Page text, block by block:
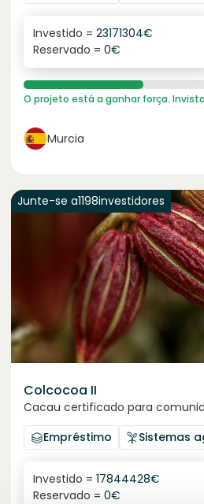
6.3%
juro anual
Investido = 23171304€
Reservado = 0€
O projeto está a ganhar força.
Murcia
Junte-se a1198investidores
Colcocoa II
Cacau certificado para
Empréstimo
Sistemas
6.1%
juro anual
Investido = 17844428€
Reservado = 0€